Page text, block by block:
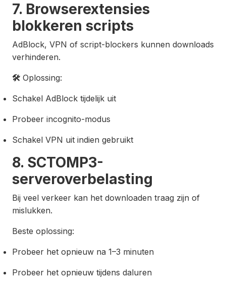
7. Browserextensies
blokkeren scripts
AdBlock, VPN of script-blockers kunnen downloads
verhinderen.
🛠Oplossing:
Schakel AdBlock tijdelijk uit
Probeer incognito-modus
Schakel VPN uit indien gebruikt
8. SCTOMP3-
serveroverbelasting
Bij veel verkeer kan het downloaden traag zijn of
mislukken.
Beste oplossing:
Probeer het opnieuw na 1–3 minuten
Probeer het opnieuw tijdens daluren